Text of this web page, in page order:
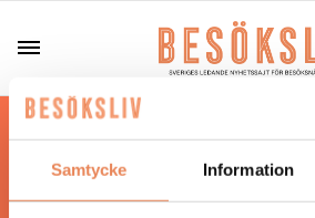
Samtycke Information
Hos oss läser du landets
nyheter och snackisar inom
Besöksliv i sin tryckta form är